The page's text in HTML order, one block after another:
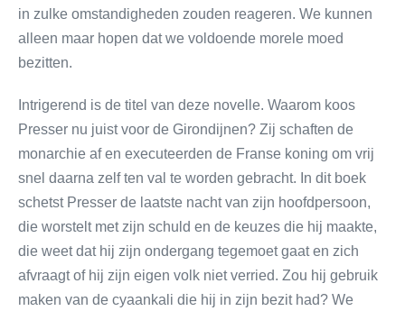
in zulke omstandigheden zouden reageren. We kunnen
alleen maar hopen dat we voldoende morele moed
bezitten.
Intrigerend is de titel van deze novelle. Waarom koos
Presser nu juist voor de Girondijnen? Zij schaften de
monarchie af en executeerden de Franse koning om vrij
snel daarna zelf ten val te worden gebracht. In dit boek
schetst Presser de laatste nacht van zijn hoofdpersoon,
die worstelt met zijn schuld en de keuzes die hij maakte,
die weet dat hij zijn ondergang tegemoet gaat en zich
afvraagt of hij zijn eigen volk niet verried. Zou hij gebruik
maken van de cyaankali die hij in zijn bezit had? We